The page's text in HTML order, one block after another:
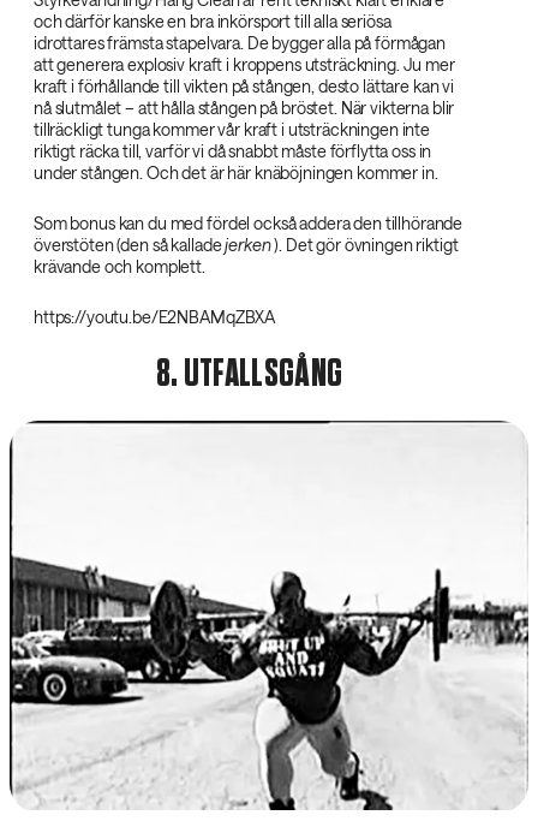
och därför kanske en bra inkörsport till alla seriösa
idrottares främsta stapelvara. De bygger alla på förmågan
att generera explosiv kraft i kroppens utsträckning. Ju mer
kraft i förhållande till vikten på stången, desto lättare kan vi
nå slutmålet – att hålla stången på bröstet. När vikterna blir
tillräckligt tunga kommer vår kraft i utsträckningen inte
riktigt räcka till, varför vi då snabbt måste förflytta oss in
under stången. Och det är här knäböjningen kommer in.
Som bonus kan du med fördel också addera den tillhörande
överstöten (den så kalladejerken‌). Det gör övningen riktigt
krävande och komplett.
https://youtu.be/E2NBAMqZBXA
8. UTFALLSGÅNG